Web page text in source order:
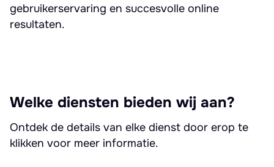
gebruikerservaring en succesvolle online
resultaten.
Welke diensten bieden wij aan?
Ontdek de details van elke dienst door erop te
klikken voor meer informatie.